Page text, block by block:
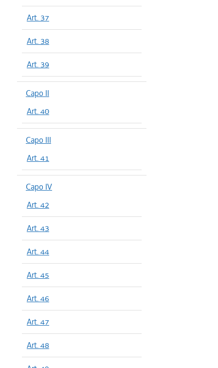
Art. 37
Art. 38
Art. 39
Capo II
Art. 40
Capo III
Art. 41
Capo IV
Art. 42
Art. 43
Art. 44
Art. 45
Art. 46
Art. 47
Art. 48